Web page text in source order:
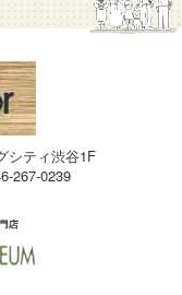
シティ渋谷1F
267-0239